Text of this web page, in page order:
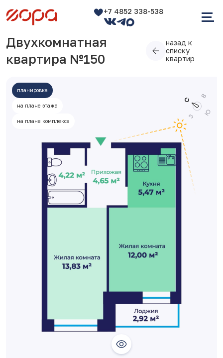
+7 4852 338-538
Двухкомнатная
квартира №150
назад к
списку
квартир
планировка
на плане этажа
на плане комплекса